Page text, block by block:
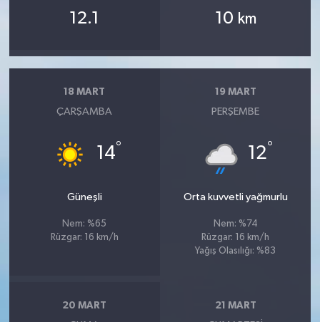
12.1 10 km
18 MART
ÇARŞAMBA
14°
Güneşli
Nem: %65
Rüzgar: 16 km/h
19 MART
PERŞEMBE
12°
Orta kuvvetli yağmurlu
Nem: %74
Rüzgar: 16 km/h
Yağış Olasılığı: %83
20 MART 21 MART